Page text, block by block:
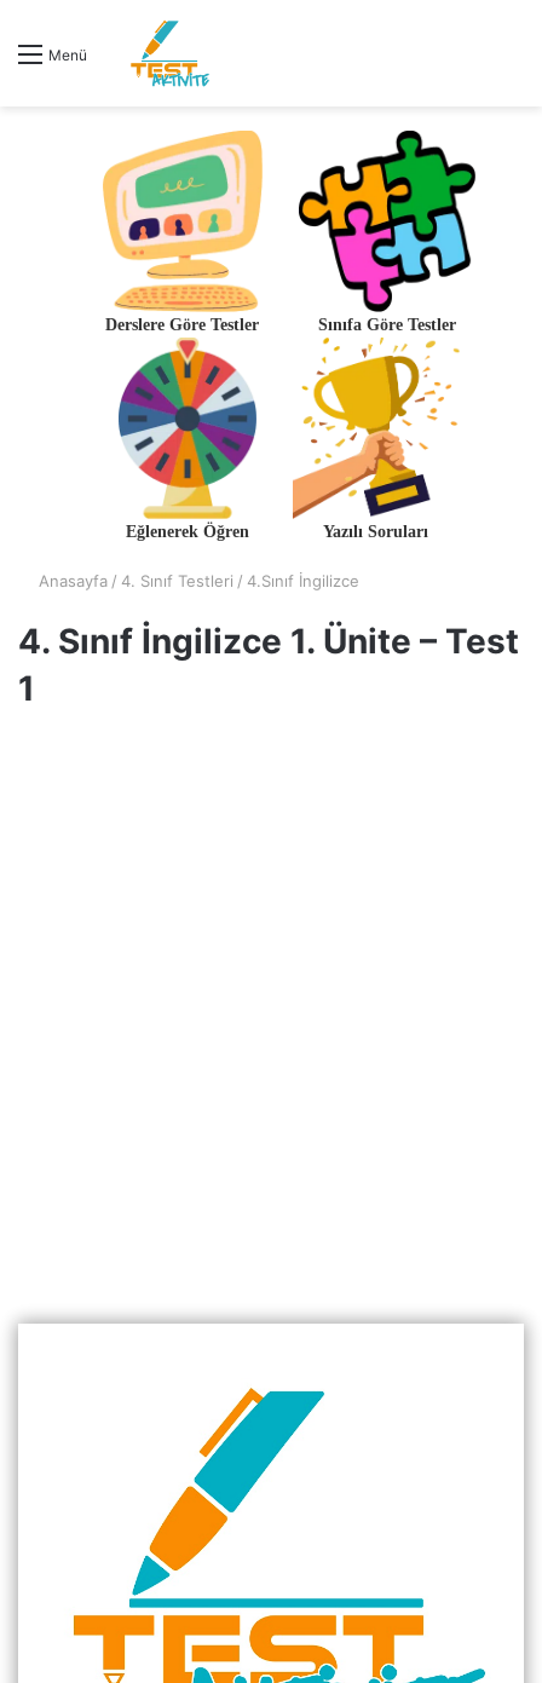
Menü
Derslere Göre Testler Sınıfa Göre Testler
Eğlenerek Öğren Yazılı Soruları
Anasayfa / 4. Sınıf Testleri / 4.Sınıf İngilizce
4. Sınıf İngilizce 1. Ünite – Test
1